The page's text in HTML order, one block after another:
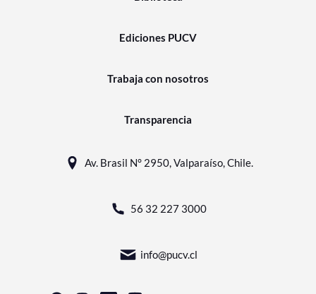
Ediciones PUCV
Trabaja con nosotros
Transparencia
Av. Brasil N° 2950, Valparaíso, Chile.
56 32 227 3000
info@pucv.cl